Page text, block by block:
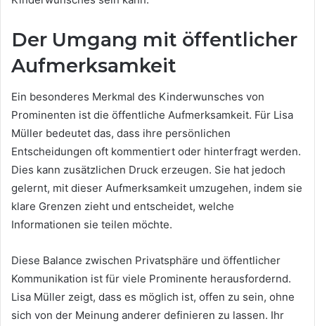
Der Umgang mit öffentlicher
Aufmerksamkeit
Ein besonderes Merkmal des Kinderwunsches von
Prominenten ist die öffentliche Aufmerksamkeit. Für Lisa
Müller bedeutet das, dass ihre persönlichen
Entscheidungen oft kommentiert oder hinterfragt werden.
Dies kann zusätzlichen Druck erzeugen. Sie hat jedoch
gelernt, mit dieser Aufmerksamkeit umzugehen, indem sie
klare Grenzen zieht und entscheidet, welche
Informationen sie teilen möchte.
Diese Balance zwischen Privatsphäre und öffentlicher
Kommunikation ist für viele Prominente herausfordernd.
Lisa Müller zeigt, dass es möglich ist, offen zu sein, ohne
sich von der Meinung anderer definieren zu lassen. Ihr